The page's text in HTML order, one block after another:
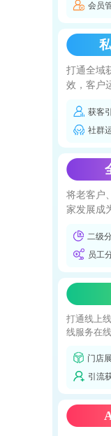
会员
打通全域
效，客户
获客
社群
将老客户
家发展成
二级
员工
打通线上
线服务在线
门店
引流